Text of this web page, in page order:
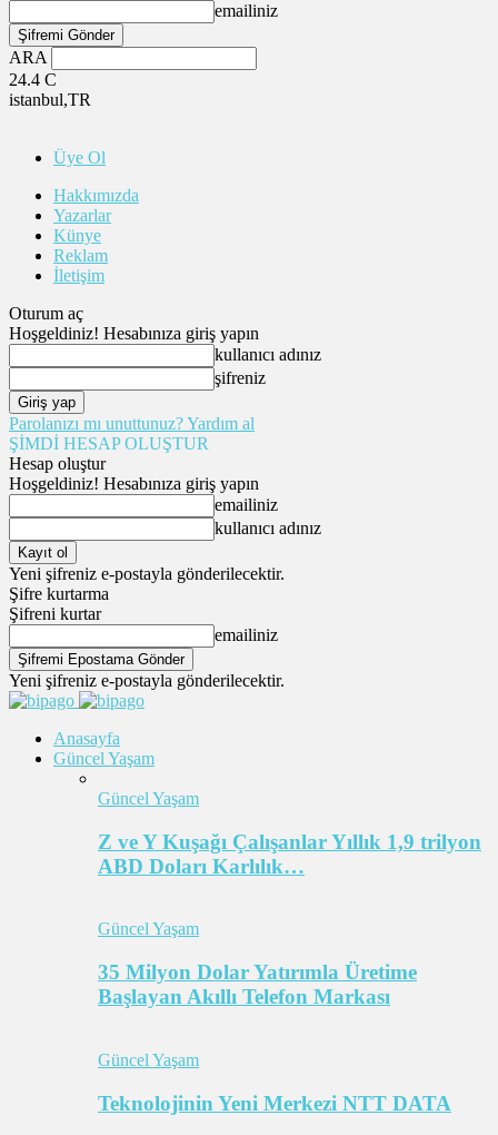
emailiniz
ARA
24.4 C
istanbul,TR
Üye Ol
Hakkımızda
Yazarlar
Künye
Reklam
İletişim
Oturum aç
Hoşgeldiniz! Hesabınıza giriş yapın
kullanıcı adınız
şifreniz
Parolanızı mı unuttunuz? Yardım al
ŞİMDİ HESAP OLUŞTUR
Hesap oluştur
Hoşgeldiniz! Hesabınıza giriş yapın
emailiniz
kullanıcı adınız
Yeni şifreniz e-postayla gönderilecektir.
Şifre kurtarma
Şifreni kurtar
emailiniz
Yeni şifreniz e-postayla gönderilecektir.
Anasayfa
Güncel Yaşam
Güncel Yaşam
Z ve Y Kuşağı Çalışanlar Yıllık 1,9 trilyon
ABD Doları Karlılık…
Güncel Yaşam
35 Milyon Dolar Yatırımla Üretime
Başlayan Akıllı Telefon Markası
Güncel Yaşam
Teknolojinin Yeni Merkezi NTT DATA